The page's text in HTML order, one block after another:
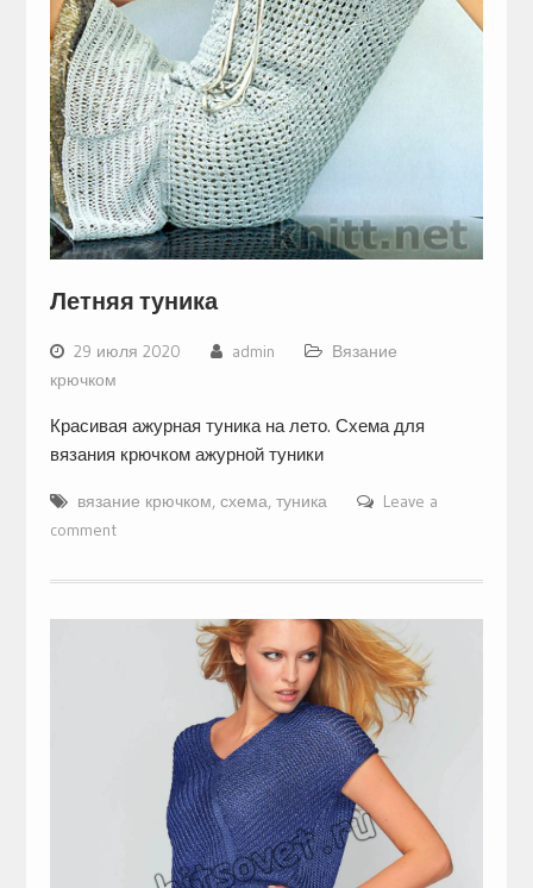
Летняя туника
29 июля 2020 admin
Вязание
крючком
Красивая ажурная туника на лето. Схема для
вязания крючком ажурной туники
вязание крючком, схема, туника
Leave a
comment